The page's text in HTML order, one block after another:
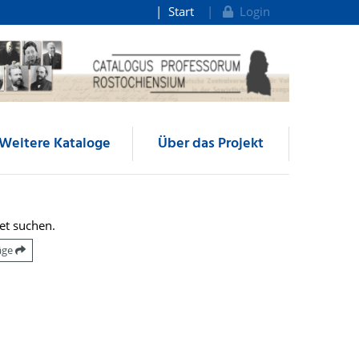
Start Login
Kataloge Über das Projekt
suchen.